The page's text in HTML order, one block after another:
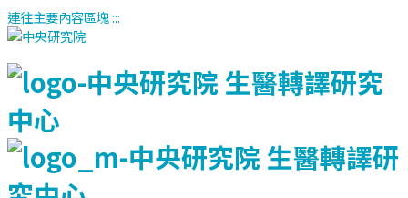
連往主要內容區塊:::